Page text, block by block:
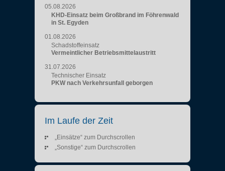
05.08.2026
KHD-Einsatz beim Großbrand im Föhrenwald
in St. Egyden
01.08.2026
Schadstoffeinsatz
Vermeintlicher Betriebsmittelaustritt
31.07.2026
Technischer Einsatz
PKW nach Verkehrsunfall geborgen
Im Laufe der Zeit
„Einsätze“ zum Durchscrollen
„Sonstige“ zum Durchscrollen